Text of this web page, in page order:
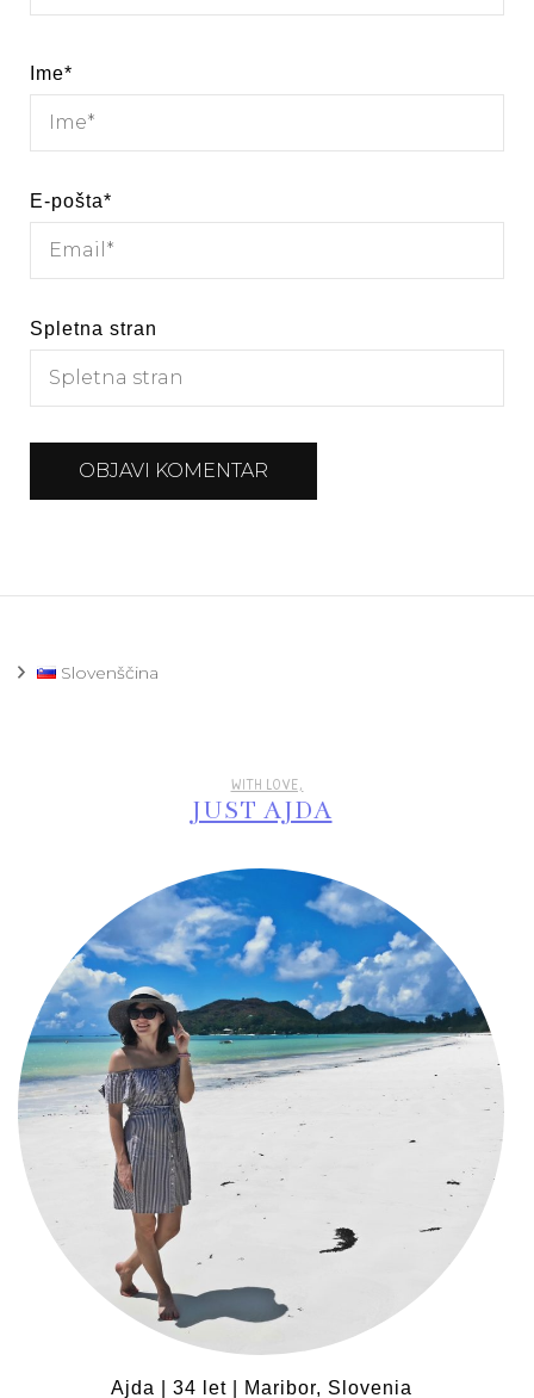
Ime*
E-pošta*
Spletna stran
Slovenščina
WITH LOVE,
JUST AJDA
Ajda | 34 let | Maribor, Slovenia